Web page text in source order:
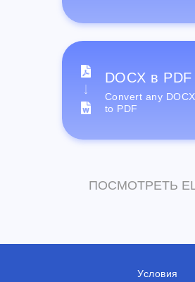
DOCX в PDF
Convert any
to PDF
ПОСМОТРЕТЬ
Условия